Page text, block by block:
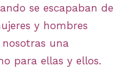
se escapaban de
y hombres
nosotras una
para ellas y ellos.